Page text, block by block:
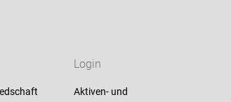
Login
Aktiven- und